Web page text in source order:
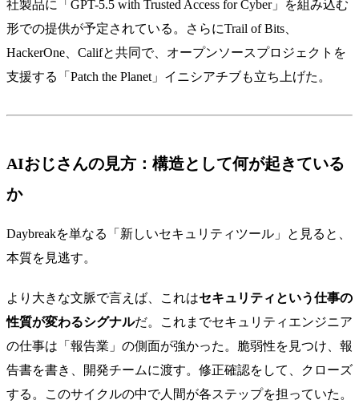
社製品に「GPT-5.5 with Trusted Access for Cyber」を組み込む
形での提供が予定されている。さらにTrail of Bits、
HackerOne、Califと共同で、オープンソースプロジェクトを
支援する「Patch the Planet」イニシアチブも立ち上げた。
AIおじさんの見方：構造として何が起きている
か
Daybreakを単なる「新しいセキュリティツール」と見ると、
本質を見逃す。
より大きな文脈で言えば、これはセキュリティという仕事の
性質が変わるシグナルだ。これまでセキュリティエンジニア
の仕事は「報告業」の側面が強かった。脆弱性を見つけ、報
告書を書き、開発チームに渡す。修正確認をして、クローズ
する。このサイクルの中で人間が各ステップを担っていた。